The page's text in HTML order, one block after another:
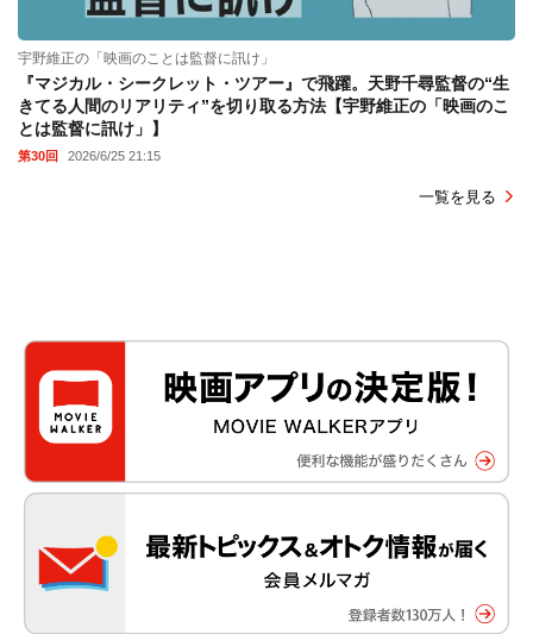
宇野維正の「映画のことは監督に訊け」
『マジカル・シークレット・ツアー』で飛躍。天野千尋監督の“生
きてる人間のリアリティ”を切り取る方法【宇野維正の「映画のこ
とは監督に訊け」】
第30回 2026/6/25 21:15
一覧を見る